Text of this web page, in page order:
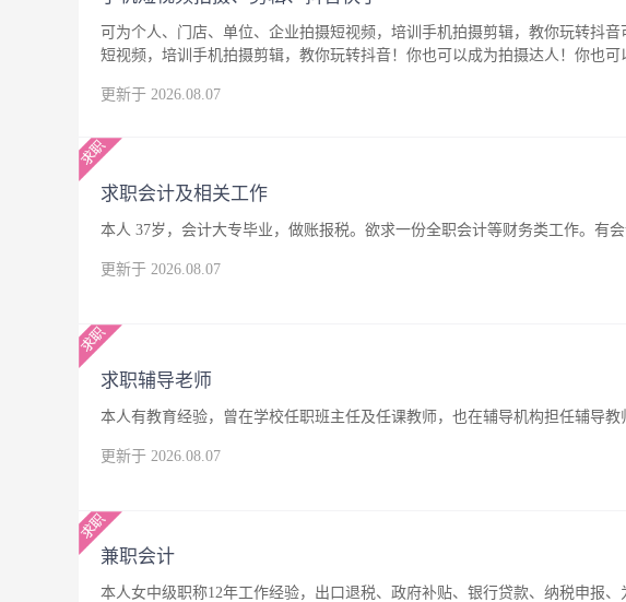
可为个人、门店、单位、企业拍摄短视频，培训手机拍摄剪辑，教你玩转抖
短视频，培训手机拍摄剪辑，教你玩转抖音！你也可以成为拍摄达人！你也可
更新于 2026.08.07
求职会计及相关工作
本人 37岁，会计大专毕业，做账报税。欲求一份全职会计等财务类工作。有
更新于 2026.08.07
求职辅导老师
本人有教育经验，曾在学校任职班主任及任课教师，也在辅导机构担任辅导
更新于 2026.08.07
兼职会计
本人女中级职称12年工作经验，出口退税、政府补贴、银行贷款、纳税申报